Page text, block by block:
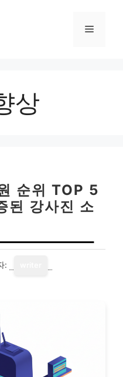
메
상
순위 TOP 5
된 강사진 소
: